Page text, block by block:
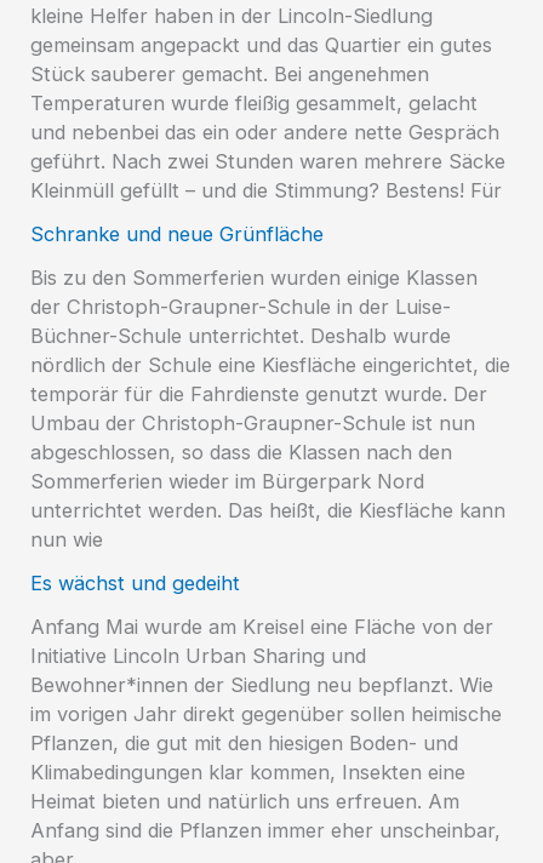
kleine Helfer haben in der Lincoln-Siedlung
gemeinsam angepackt und das Quartier ein gutes
Stück sauberer gemacht. Bei angenehmen
Temperaturen wurde fleißig gesammelt, gelacht
und nebenbei das ein oder andere nette Gespräch
geführt. Nach zwei Stunden waren mehrere Säcke
Kleinmüll gefüllt – und die Stimmung? Bestens! Für
Schranke und neue Grünfläche
Bis zu den Sommerferien wurden einige Klassen
der Christoph-Graupner-Schule in der Luise-
Büchner-Schule unterrichtet. Deshalb wurde
nördlich der Schule eine Kiesfläche eingerichtet, die
temporär für die Fahrdienste genutzt wurde. Der
Umbau der Christoph-Graupner-Schule ist nun
abgeschlossen, so dass die Klassen nach den
Sommerferien wieder im Bürgerpark Nord
unterrichtet werden. Das heißt, die Kiesfläche kann
nun wie
Es wächst und gedeiht
Anfang Mai wurde am Kreisel eine Fläche von der
Initiative Lincoln Urban Sharing und
Bewohner*innen der Siedlung neu bepflanzt. Wie
im vorigen Jahr direkt gegenüber sollen heimische
Pflanzen, die gut mit den hiesigen Boden- und
Klimabedingungen klar kommen, Insekten eine
Heimat bieten und natürlich uns erfreuen. Am
Anfang sind die Pflanzen immer eher unscheinbar,